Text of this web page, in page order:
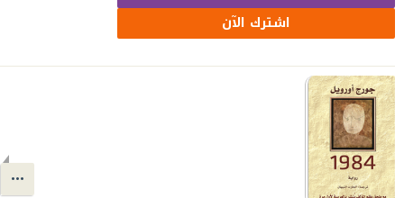
اشترك الآن